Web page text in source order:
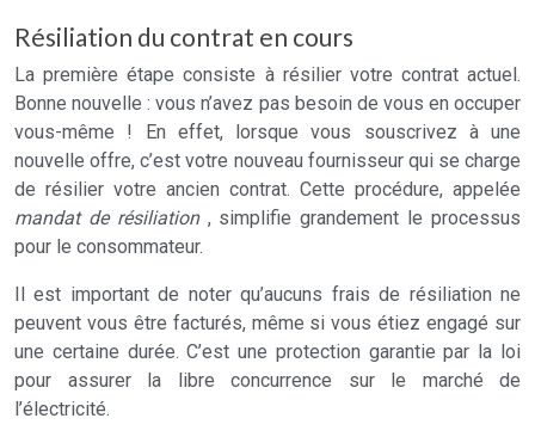
Résiliation du contrat en cours
La première étape consiste à résilier votre contrat actuel.
Bonne nouvelle : vous n’avez pas besoin de vous en occuper
vous-même ! En effet, lorsque vous souscrivez à une
nouvelle offre, c’est votre nouveau fournisseur qui se charge
de résilier votre ancien contrat. Cette procédure, appelée
mandat de résiliation , simplifie grandement le processus
pour le consommateur.
Il est important de noter qu’aucuns frais de résiliation ne
peuvent vous être facturés, même si vous étiez engagé sur
une certaine durée. C’est une protection garantie par la loi
pour assurer la libre concurrence sur le marché de
l’électricité.